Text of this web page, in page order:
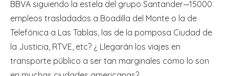
BBVA siguiendo la estela del grupo Santander—15000
empleos trasladados a Boadilla del Monte o la de
Telefónica a Las Tablas, las de la pomposa Ciudad de
la Justicia, RTVE, etc? ¿ Llegarán los viajes en
transporte público a ser tan marginales como lo son